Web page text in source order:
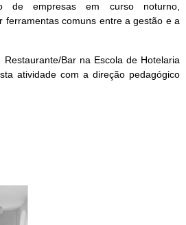
de empresas em curso noturno,
ferramentas comuns entre a gestão e a
Bar na Escola de Hotelaria
atividade com a direção pedagógico